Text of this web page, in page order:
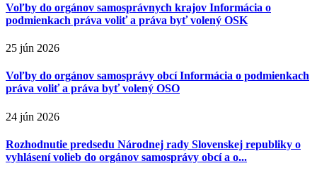
Voľby do orgánov samosprávnych krajov Informácia o
podmienkach práva voliť a práva byť volený OSK
25 jún 2026
Voľby do orgánov samosprávy obcí Informácia o podmienkach
práva voliť a práva byť volený OSO
24 jún 2026
Rozhodnutie predsedu Národnej rady Slovenskej republiky o
vyhlásení volieb do orgánov samosprávy obcí a o...